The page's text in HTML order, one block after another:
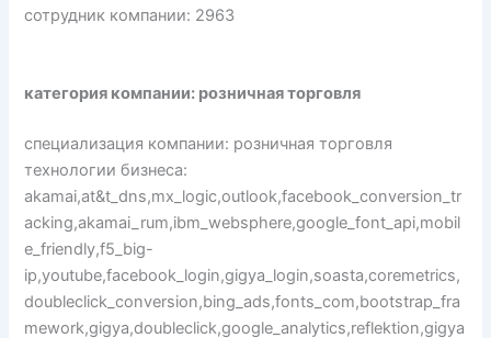
сотрудник компании: 2963
категория компании: розничная торговля
специализация компании: розничная торговля
технологии бизнеса:
akamai,at&t_dns,mx_logic,outlook,facebook_conversion_tr
acking,akamai_rum,ibm_websphere,google_font_api,mobil
e_friendly,f5_big-
ip,youtube,facebook_login,gigya_login,soasta,coremetrics,
doubleclick_conversion,bing_ads,fonts_com,bootstrap_fra
mework,gigya,doubleclick,google_analytics,reflektion,gigya